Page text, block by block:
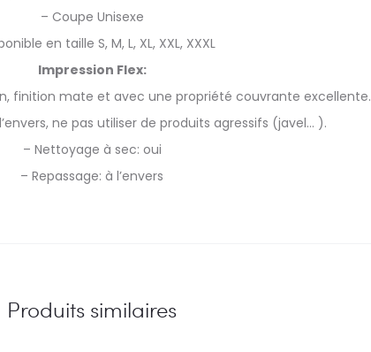
– Coupe Unisexe
en taille S, M, L, XL, XXL, XXXL
Impression Flex:
finition mate et avec une propriété couvrante excellente.
ne pas utiliser de produits agressifs (javel… ).
– Nettoyage à sec: oui
– Repassage: à l’envers
Produits similaires